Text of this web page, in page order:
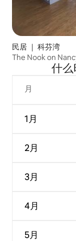
民居 ｜ 科芬湾
The Nook on
什么
月
1月
2月
3月
4月
5月